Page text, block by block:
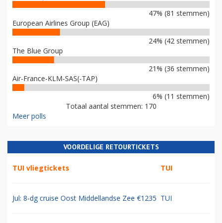
47% (81 stemmen)
European Airlines Group (EAG)
24% (42 stemmen)
The Blue Group
21% (36 stemmen)
Air-France-KLM-SAS(-TAP)
6% (11 stemmen)
Totaal aantal stemmen: 170
Meer polls
VOORDELIGE RETOURTICKETS
TUI vliegtickets TUI
Jul: 8-dg cruise Oost Middellandse Zee €1235 TUI